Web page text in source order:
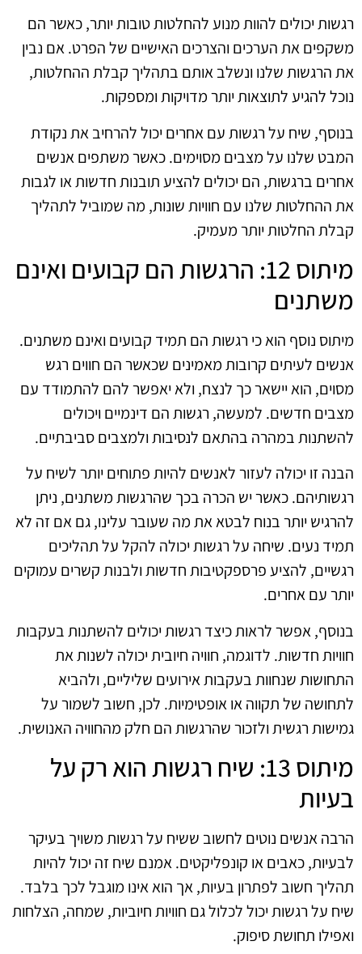
רגשות יכולים להוות מנוע להחלטות טובות יותר, כאשר הם
משקפים את הערכים והצרכים האישיים של הפרט. אם נבין
את הרגשות שלנו ונשלב אותם בתהליך קבלת ההחלטות,
נוכל להגיע לתוצאות יותר מדויקות ומספקות.
בנוסף, שיח על רגשות עם אחרים יכול להרחיב את נקודת
המבט שלנו על מצבים מסוימים. כאשר משתפים אנשים
אחרים ברגשות, הם יכולים להציע תובנות חדשות או לגבות
את ההחלטות שלנו עם חוויות שונות, מה שמוביל לתהליך
קבלת החלטות יותר מעמיק.
מיתוס 12: הרגשות הם קבועים ואינם
משתנים
מיתוס נוסף הוא כי רגשות הם תמיד קבועים ואינם משתנים.
אנשים לעיתים קרובות מאמינים שכאשר הם חווים רגש
מסוים, הוא יישאר כך לנצח, ולא יאפשר להם להתמודד עם
מצבים חדשים. למעשה, רגשות הם דינמיים ויכולים
להשתנות במהרה בהתאם לנסיבות ולמצבים סביבתיים.
הבנה זו יכולה לעזור לאנשים להיות פתוחים יותר לשיח על
רגשותיהם. כאשר יש הכרה בכך שהרגשות משתנים, ניתן
להרגיש יותר בנוח לבטא את מה שעובר עלינו, גם אם זה לא
תמיד נעים. שיחה על רגשות יכולה להקל על תהליכים
רגשיים, להציע פרספקטיבות חדשות ולבנות קשרים עמוקים
יותר עם אחרים.
בנוסף, אפשר לראות כיצד רגשות יכולים להשתנות בעקבות
חוויות חדשות. לדוגמה, חוויה חיובית יכולה לשנות את
התחושות שנחוות בעקבות אירועים שליליים, ולהביא
לתחושה של תקווה או אופטימיות. לכן, חשוב לשמור על
גמישות רגשית ולזכור שהרגשות הם חלק מהחוויה האנושית.
מיתוס 13: שיח רגשות הוא רק על
בעיות
הרבה אנשים נוטים לחשוב ששיח על רגשות משויך בעיקר
לבעיות, כאבים או קונפליקטים. אמנם שיח זה יכול להיות
תהליך חשוב לפתרון בעיות, אך הוא אינו מוגבל לכך בלבד.
שיח על רגשות יכול לכלול גם חוויות חיוביות, שמחה, הצלחות
ואפילו תחושת סיפוק.